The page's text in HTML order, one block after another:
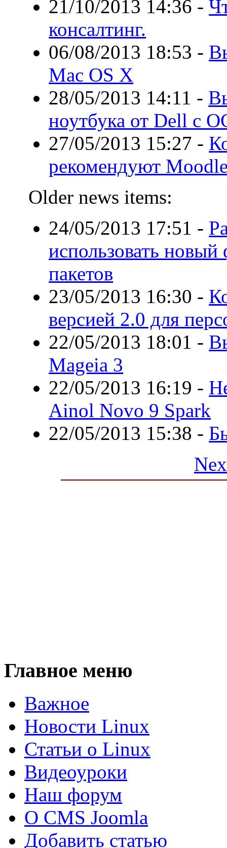
21/10/2013 14:36 -
консалтинг.
06/08/2013 18:53 -
Mac OS X
28/05/2013 14:11 -
ноутбука от Dell с
27/05/2013 15:27 -
рекомендуют
Older news items:
24/05/2013 17:51 -
использовать
пакетов
23/05/2013 16:30 -
версией 2.0 для
22/05/2013 18:01 -
Mageia 3
22/05/2013 16:19 -
Ainol Novo 9 Spark
22/05/2013 15:38 -
Главное меню
Важное
Новости Linux
Статьи о Linux
Видеоуроки
Наш форум
О CMS Joomla
Добавить статью